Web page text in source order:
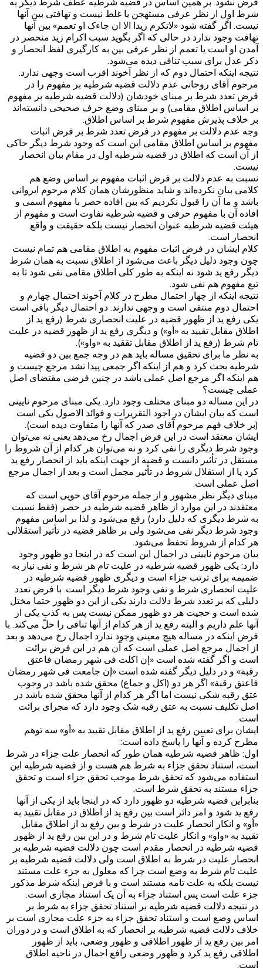
شرط اول از نظر عرفی مستهجن یا غلط نیست و تهافتی بین آنها
نیست. اگر گفته شود «لاتکرم زیدا الا ان جاءک او تعمم» بین آنها
تهافت وجود ندارد در حالی که اگر بگوید سبب اکرام زید منحصر در
آمدن او است یا تعمم از نظر عرفی بین به کارگیری لفظ انحصار و
ذکر عدل برای سبب تنافی دیده می‌شود.
نتیجه اینکه احتمال دوم که از نظر آخوند اقرب است وجهی ندارد.
مرحوم آقای روحانی عدم دلالت قضیه شرطیه بر مفهوم را در
فرض تعدد شرط بر مبنای خودشان (دلالت قضیه شرطیه بر مفهوم
بر اساس اطلاق مقامی) و بر مبنای وضع حرف صحیحی دانسته‌اند
بر خلاف پذیرش مفهوم شرط بر اساس اطلاق.
وجه عدم دلالت بر مفهوم در فرض تعدد شرط بر فرض اثبات
مفهوم بر اساس اطلاق مقامی این است که وجود شرط دیگر حاکی
از آن است که اطلاق در قضیه شرطیه اول در مقام بیان انحصار
نیست.
نسبت به عدم دلالت بر فرض اثبات مفهوم بر اساس وضع هم
کلامی بیان نکرده‌اند و شاید منظورشان همان کلام مرحوم ایروانی
باشد و ما آن را قبول نکردیم که بین افاده حصر با مفهوم اسمی و
افاده آن با مفهوم حرفی و قضیه شرطیه تفاوت است و مفهوم از
هیئت قضیه شرطیه عنوان انحصار نیست بلکه حقیقت و واقع
انحصار است.
کلام ایشان در فرض اثبات مفهوم به اطلاق مقامی هم تمام نیست
چون وجود دلیل دیگر باعث می‌شود از اطلاق نسبت به همان شرط
دیگر رفع ید شود نه اینکه به طور کلی اطلاق مقامی نفی شود تا به
تبع مفهوم هم نفی شود.
نتیجه اینکه از چهار احتمال مطرح در کلام آخوند احتمال چهارم و
احتمال دوم منتفی است و وجهی ندارند. دو احتمال دیگر باقی است
یکی رفع ید از ظهور قضیه در علیت انحصاری شرط (رفع ید از
اطلاق مقابل تقیید به «أو») و دیگری رفع ید از ظهور قضیه در علیت
تام شرط (رفع ید از اطلاق مقابل تققید به «واو»).
به نظر ما برای تحقیق مساله باید هم در وجه جمع بین دو قضیه
شرطیه بحث کرد و هم از اینکه اگر جمعی پیدا نشد مرجع چیست و
هم اینکه اگر مرجع اصل عملی باشد در چنین فرضی مقتضای اصل
عملی چیست؟
در این مساله دو مبنای مختلف وجود دارد. یکی مبنای مرحوم نایینی
است که بیان ایشان در اجود التقریرات و فوائد الاصول یکی است
(بر خلاف فهم مرحوم آقای صدر که آنها را متفاوت دیده است).
ایشان معتقد است در این فرض اجمال رخ می‌دهد یعنی نه می‌توان
وجود شرط دیگری را نفی کرد و نه می‌توان هر کدام از آن شروط را
مستقل در تأثیر دانست و قضیه از جهت اینکه باید از انحصار رفع ید
کرد یا از استقلال شروط در تأثیر مجمل است و بعد از اجمال مرجع
اصل عملی است.
مبنای دیگر نظر مشهور و از جمله مرحوم آقای خویی است که
معتقدند در این موارد از ظاهر قضیه شرطیه در حصر (فقط نسبت
به شرط دیگری که دلیل دارد) رفع می‌شود و لذا بر اساس مفهوم
وجود شرط دیگر نفی می‌شود ولی بر ظاهر قضیه در تأثیر استقلالی
هر کدام از شروط تحفظ می‌شود.
بیان مرحوم نایینی در اجمال این است که در اینجا دو ظهور وجود
دارد: یکی ظهور قضیه شرطیه در علیت تام هر شرط و نفی نیاز به
ضمیمه برای ترتب جزاء است و دیگری ظهور قضیه شرطیه در
علیت انحصاری شرط و نفی وجود شرط دیگر است. با فرض تعدد
دلیلی که بر تعدد شرط دلالت دارند یکی از این دو ظهور حتما مختل
شده است و حجیت هر دو ظهور ممکن نیست پس به کذب یکی از
آنها علم داریم و البته رفع ید از هر کدام از آنها تنافی را حلّ می‌کند. با
فرض اینکه در مساله هیچ معینی وجود ندارد اجمال رخ می‌دهد و بعد
از اجمال مرجع اصل عملی است که آن هم در این فرض برائت
است و اگر گفته شده است «إن اکلت فی شهر رمضان فاعتق
رقبة» و در دلیل دیگر گفته شده است «إن جامعت فی شهر رمضان
فاعتق رقبة» اگر هر دو (اکل و جماع) محقق شده باشد در وجوب
عتق رقبه شکی نیست اما اگر هر کدام از آنها محقق شده باشد در
اصل تکلیف نسبت به عتق رقبه شک وجود دارد که مجرای برائت
است.
ایشان برای تعیین رفع ید از اطلاق مقابل تقیید به «أو» سه توهم
مطرح کرده و آنها را پاسخ داده است:
اول: ظاهر قضیه شرطیه همان طور که انحصار علت جزاء در شرط
است، استناد تحقق جزاء به شرط هم هست و از قضیه شرطیه این
استفاده می‌شود که تحقق شرط موجب تحقق جزاء است و تحقق
جزاء مستند به تحقق شرط است.
بنابراین قضیه شرطیه دو ظهور دارد که در اینجا باید از یکی از آنها
رفع ید شود و امر دائر است بین رفع ید از اطلاق در مقابل تقیید به
«أو» و انکار انحصار علیت در شرط و بین رفع ید از اطلاق مقابل
تقیید به «واو» و انکار علیت تام شرط و در این بین رفع ید از ظهور
قضیه شرطیه در انحصار مقدم است چون دلالت قضیه شرطیه بر
انحصار علیت در شرط به اطلاق است ولی دلالت قضیه شرطیه بر
علیت تام شرط به وضع است چرا که معلول به جزء علت مستند
نیست بلکه به علت تامه مستند است و با فرض اینکه شرط مذکور
جزء علت است پس استناد جزاء به آن یک استناد مجازی است.
در نتیجه دلالت قضیه شرطیه بر استناد تحقق جزاء به شرط بر
اساس وضع است و استناد تحقق جزاء به جزء علت مجازی است بر
خلاف دلالت قضیه شرطیه بر انحصار که به اطلاق است و در دوران
امر بین رفع ید از ظهور اطلاقی و ظهور وضعی، باید از ظهور
اطلاقی رفع ید کرد و ظهور وضعی رافع اجمال در ناحیه اطلاق
است.